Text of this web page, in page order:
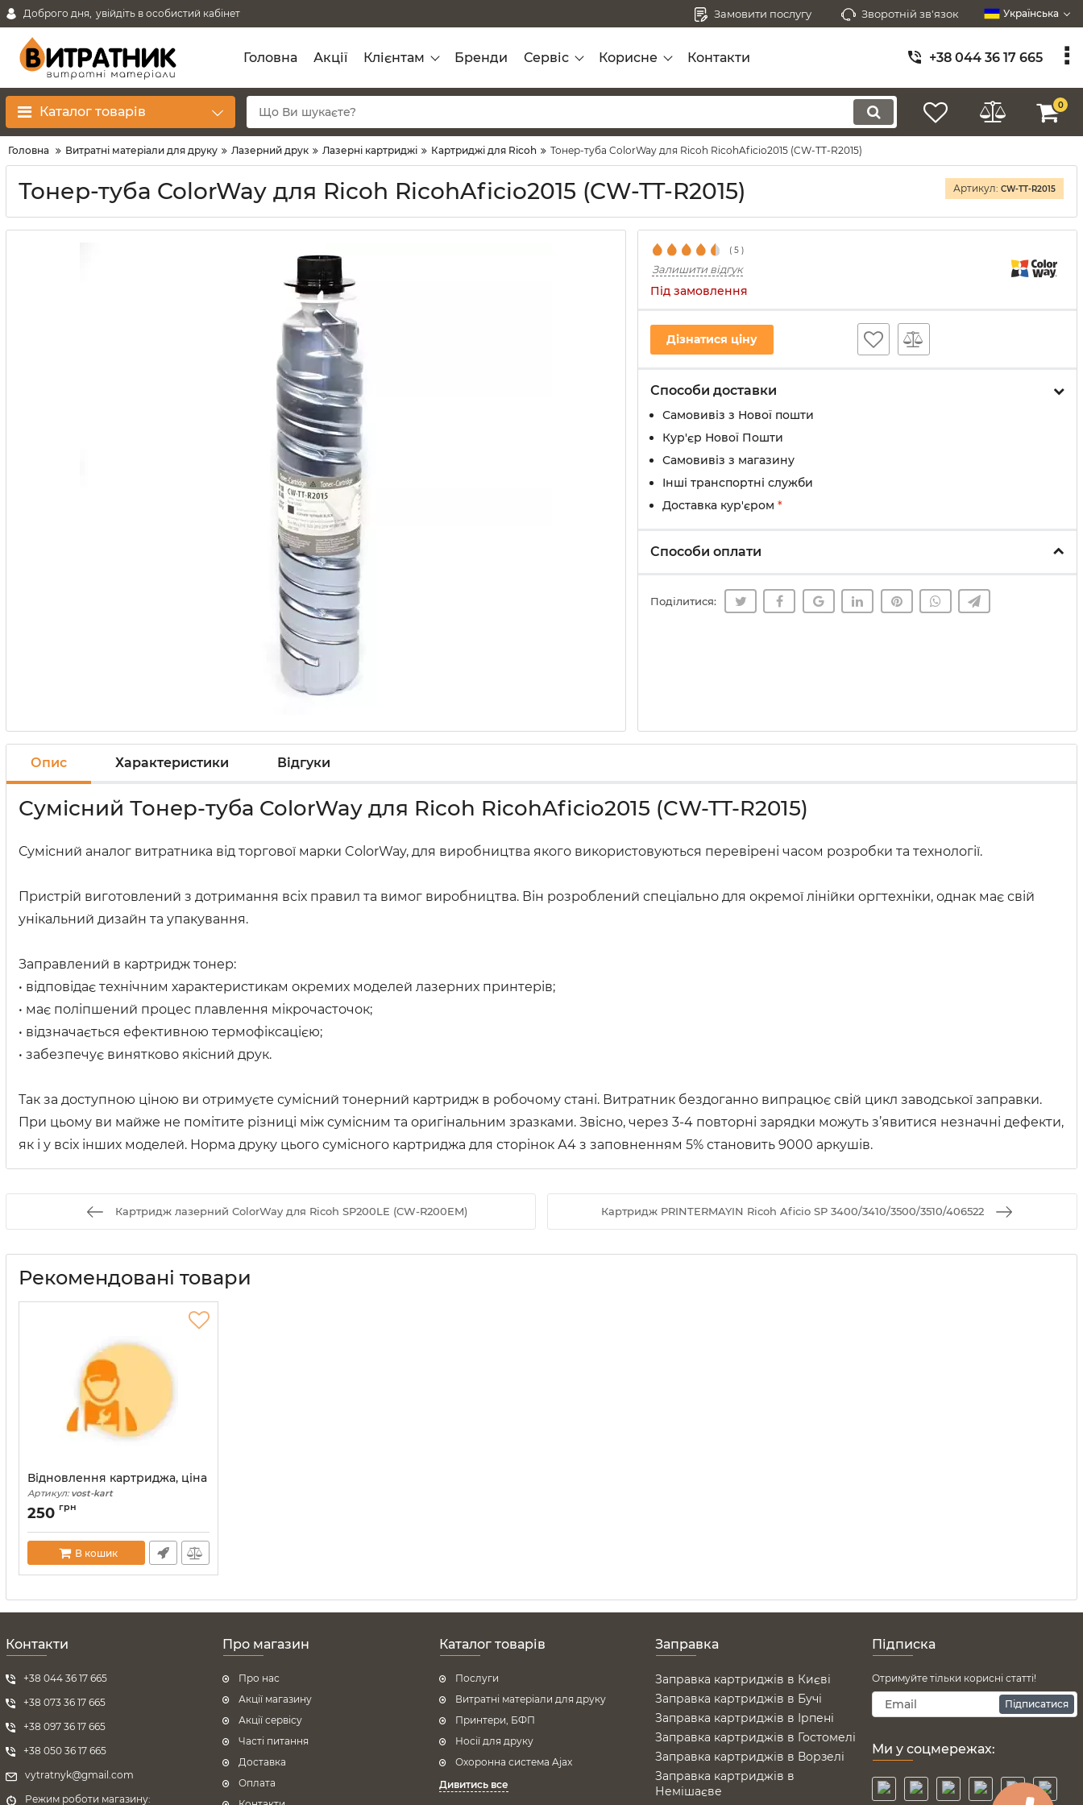
Доброго дня, увійдіть в особистий кабінет Замовити послугу Зворотній зв'язок Українська
Головна Акції Клієнтам Бренди Сервіс Корисне Контакти +38 044 36 17 665
Каталог товарів 0
Головна Витратні матеріали для друку Лазерний друк Лазерні картриджі Картриджі для Ricoh Тонер-туба ColorWay для Ricoh RicohAficio2015 (CW-TT-R2015)
Тонер-туба ColorWay для Ricoh RicohAficio2015 (CW-TT-R2015) Артикул: CW-TT-R2015
( 5 )
Залишити відгук
Під замовлення
Дізнатися ціну
Способи доставки
Самовивіз з Нової пошти
Кур'єр Нової Пошти
Самовивіз з магазину
Інші транспортні служби
Доставка кур'єром *
Способи оплати
Поділитися:
Опис Характеристики Відгуки
Сумісний Тонер-туба ColorWay для Ricoh RicohAficio2015 (CW-TT-R2015)
Сумісний аналог витратника від торгової марки ColorWay, для виробництва якого використовуються перевірені часом розробки та технології.
Пристрій виготовлений з дотримання всіх правил та вимог виробництва. Він розроблений спеціально для окремої лінійки оргтехніки, однак має свій
унікальний дизайн та упакування.
Заправлений в картридж тонер:
• відповідає технічним характеристикам окремих моделей лазерних принтерів;
• має поліпшений процес плавлення мікрочасточок;
• відзначається ефективною термофіксацією;
• забезпечує винятково якісний друк.
Так за доступною ціною ви отримуєте сумісний тонерний картридж в робочому стані. Витратник бездоганно випрацює свій цикл заводської заправки.
При цьому ви майже не помітите різниці між сумісним та оригінальним зразками. Звісно, через 3-4 повторні зарядки можуть з’явитися незначні дефекти,
як і у всіх інших моделей. Норма друку цього сумісного картриджа для сторінок А4 з заповненням 5% становить 9000 аркушів.
Картридж лазерний ColorWay для Ricoh SP200LE (CW-R200EM) Картридж PRINTERMAYIN Ricoh Aficio SP 3400/3410/3500/3510/406522
Рекомендовані товари
Відновлення картриджа, ціна
Артикул:vost-kart
250 грн
В кошик
Контакти
+38 044 36 17 665
+38 073 36 17 665
+38 097 36 17 665
+38 050 36 17 665
vytratnyk@gmail.com
Режим роботи магазину:
Про магазин
Про нас
Акції магазину
Акції сервісу
Часті питання
Доставка
Оплата
Каталог товарів
Послуги
Витратні матеріали для друку
Принтери, БФП
Носії для друку
Охоронна система Ajax
Дивитись все
Заправка
Заправка картриджів в Києві
Заправка картриджів в Бучі
Заправка картриджів в Ірпені
Заправка картриджів в Гостомелі
Заправка картриджів в Ворзелі
Заправка картриджів в
Немішаєве
Підписка
Отримуйте тільки корисні статті!
Підписатися
Ми у соцмережах: